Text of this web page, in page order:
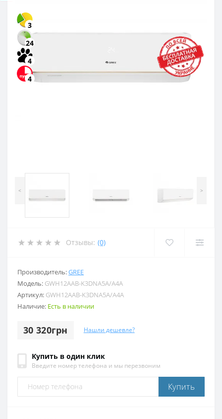
3
24
4
4
< >
Отзывы: (0)
Производитель:GREE
Модель: GWH12AAB-K3DNA5A/A4A
Артикул: GWH12AAB-K3DNA5A/A4A
Наличие: Есть в наличии
30 320грн Нашли дешевле?
Купить в один клик
Введите номер телефона и мы перезвоним
Купить